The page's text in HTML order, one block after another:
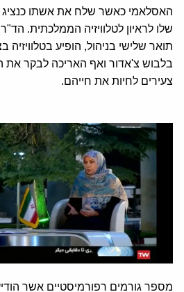
האסלאמי כאשר שלח את אשתו
שלו לראיון לטלוויזיה הממלכתית.
תואר שלישי בניהול, הופיע בטלוויזיה
בלבוש צ'אדור ואף האריכה לבקר
צעירים לחיות את חייהם.
מספר גורמים רפורמיסטיים אשר